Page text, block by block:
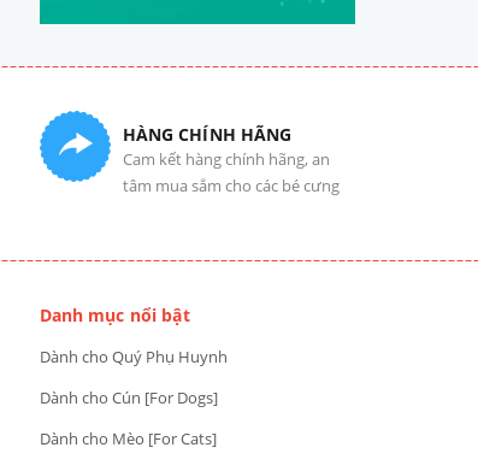
HÀNG CHÍNH HÃNG
Cam kết hàng chính hãng, an
tâm mua sắm cho các bé cưng
Danh mục nổi bật
Dành cho Quý Phụ Huynh
Dành cho Cún [For Dogs]
Dành cho Mèo [For Cats]